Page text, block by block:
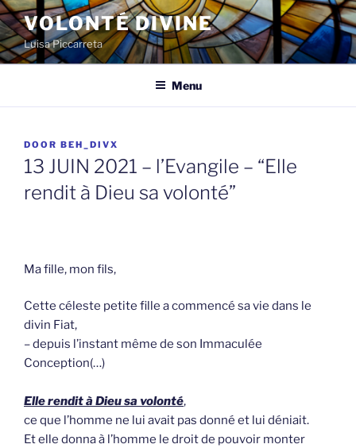
Spring
naar
de
inhoud
VOLONTÉ DIVINE
Luisa Piccarreta
Menu
GEPLAATST
OP
DOOR BEH_DIVX
13 JUIN 2021 – l’Evangile – “Elle
rendit à Dieu sa volonté”
Ma fille, mon fils,
Cette céleste petite fille a commencé sa vie dans le
divin Fiat,
– depuis l’instant même de son Immaculée
Conception(…)
Elle rendit à Dieu sa volonté,
ce que l’homme ne lui avait pas donné et lui déniait.
Et elle donna à l’homme le droit de pouvoir monter